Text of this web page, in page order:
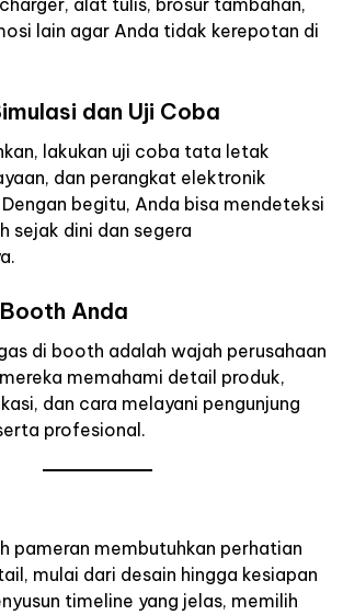
alat tulis, brosur tambahan,
lain agar Anda tidak kerepotan di
dan Uji Coba
lakukan uji coba tata letak
dan perangkat elektronik
begitu, Anda bisa mendeteksi
sejak dini dan segera
Anda
di booth adalah wajah perusahaan
memahami detail produk,
dan cara melayani pengunjung
profesional.
pameran membutuhkan perhatian
mulai dari desain hingga kesiapan
timeline yang jelas, memilih